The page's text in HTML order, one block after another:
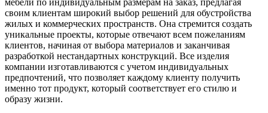
своим клиентам широкий выбор решений для обустройства
жилых и коммерческих пространств. Она стремится создать
уникальные проекты, которые отвечают всем пожеланиям
клиентов, начиная от выбора материалов и заканчивая
разработкой нестандартных конструкций. Все изделия
компании изготавливаются с учетом индивидуальных
предпочтений, что позволяет каждому клиенту получить
именно тот продукт, который соответствует его стилю и
образу жизни.